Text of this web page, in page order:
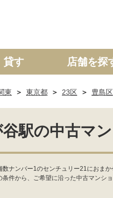
マンション 土地
貸す 店舗を探
東 東京都 23区 豊島区
駅の中古マ
ナンバー1のセンチュリー21にお
件から、ご希望に沿った中古マン